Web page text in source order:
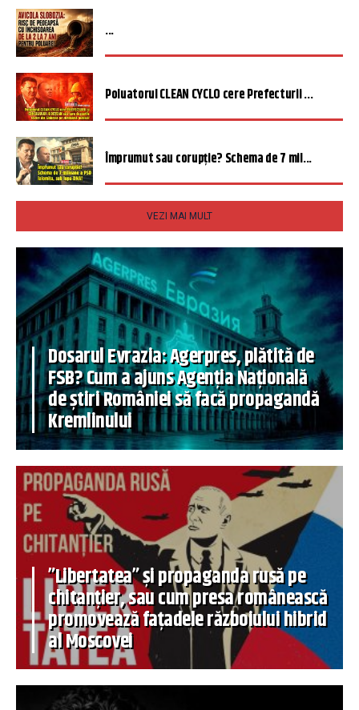
...
Poluatorul CLEAN CYCLO cere Prefecturii ...
Împrumut sau corupție? Schema de 7 mil...
VEZI MAI MULT
Dosarul Evrazia: Agerpres, plătită de
FSB? Cum a ajuns Agenția Națională
de știri României să facă propagandă
Kremlinului
”Libertatea” și propaganda rusă pe
chitanțier, sau cum presa românească
promovează fațadele războiului hibrid
al Moscovei